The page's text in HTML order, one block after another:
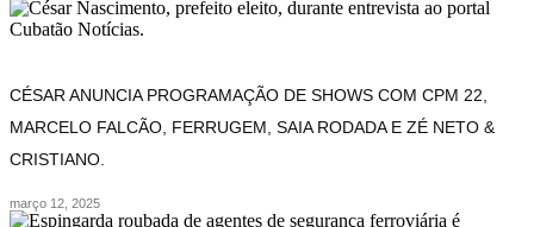
CÉSAR ANUNCIA PROGRAMAÇÃO DE SHOWS COM CPM 22,
MARCELO FALCÃO, FERRUGEM, SAIA RODADA E ZÉ NETO &
CRISTIANO.
março 12, 2025